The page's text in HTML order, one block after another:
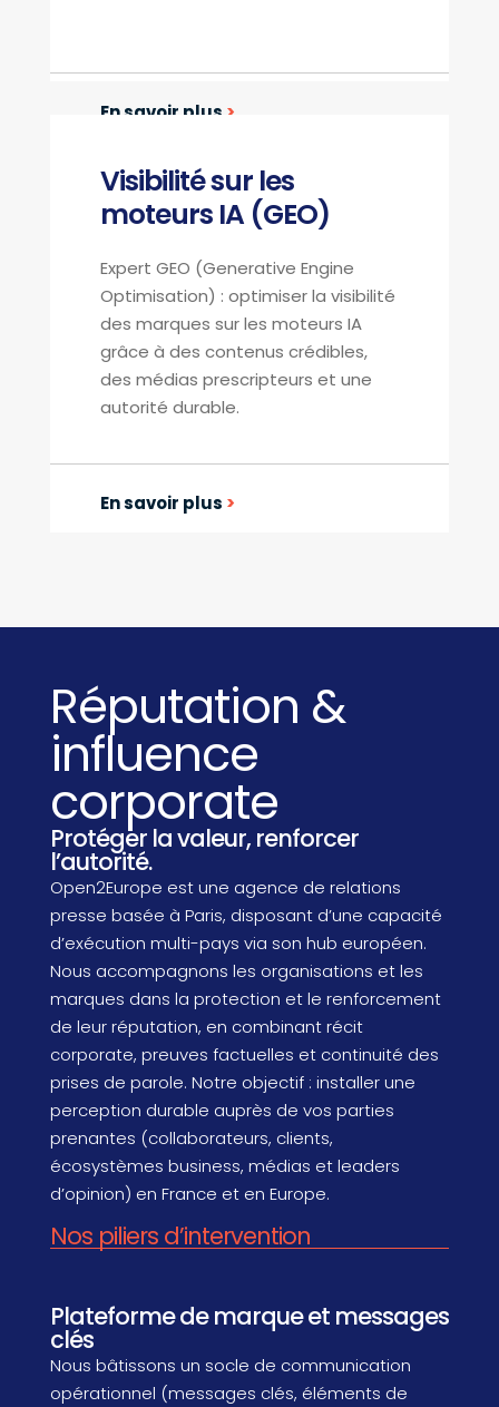
En savoir plus >
Visibilité sur les
moteurs IA (GEO)
Expert GEO (Generative Engine
Optimisation) : optimiser la visibilité
des marques sur les moteurs IA
grâce à des contenus crédibles,
des médias prescripteurs et une
autorité durable.
En savoir plus >
Réputation &
influence
corporate
Protéger la valeur, renforcer
l’autorité.
Open2Europe est une agence de relations
presse basée à Paris, disposant d’une capacité
d’exécution multi-pays via son hub européen.
Nous accompagnons les organisations et les
marques dans la protection et le renforcement
de leur réputation, en combinant récit
corporate, preuves factuelles et continuité des
prises de parole. Notre objectif : installer une
perception durable auprès de vos parties
prenantes (collaborateurs, clients,
écosystèmes business, médias et leaders
d’opinion) en France et en Europe.
Nos piliers d’intervention
Plateforme de marque et messages
clés
Nous bâtissons un socle de communication
opérationnel (messages clés, éléments de